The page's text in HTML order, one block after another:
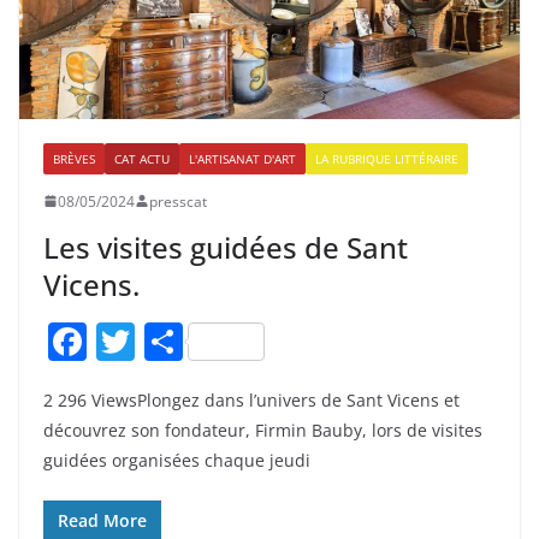
BRÈVES CAT ACTU L'ARTISANAT D'ART LA RUBRIQUE LITTÉRAIRE
08/05/2024 presscat
Les visites guidées de Sant
Vicens.
F
a
c
e
b
T
w
itt
er
P
ar
ta
g
2 296 ViewsPlongez dans l’univers de Sant Vicens et
découvrez son fondateur, Firmin Bauby, lors de visites
guidées organisées chaque jeudi
Read More